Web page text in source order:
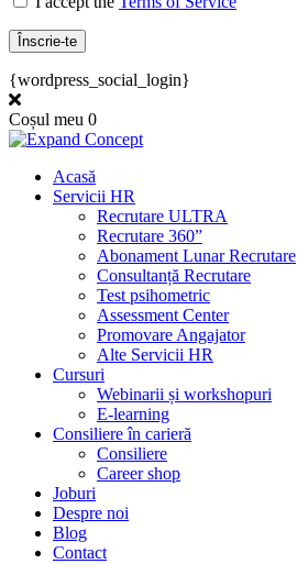
{wordpress_social_login}
Coșul meu 0
Acasă
Servicii HR
Recrutare ULTRA
Recrutare 360”
Abonament Lunar Recrutare
Consultanță Recrutare
Test psihometric
Assessment Center
Promovare Angajator
Alte Servicii HR
Cursuri
Webinarii și workshopuri
E-learning
Consiliere în carieră
Consiliere
Career shop
Joburi
Despre noi
Blog
Contact